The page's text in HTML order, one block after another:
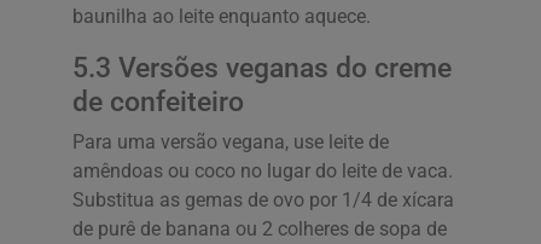
baunilha ao leite enquanto aquece.
5.3 Versões veganas do creme
de confeiteiro
Para uma versão vegana, use leite de
amêndoas ou coco no lugar do leite de vaca.
Substitua as gemas de ovo por 1/4 de xícara
de purê de banana ou 2 colheres de sopa de